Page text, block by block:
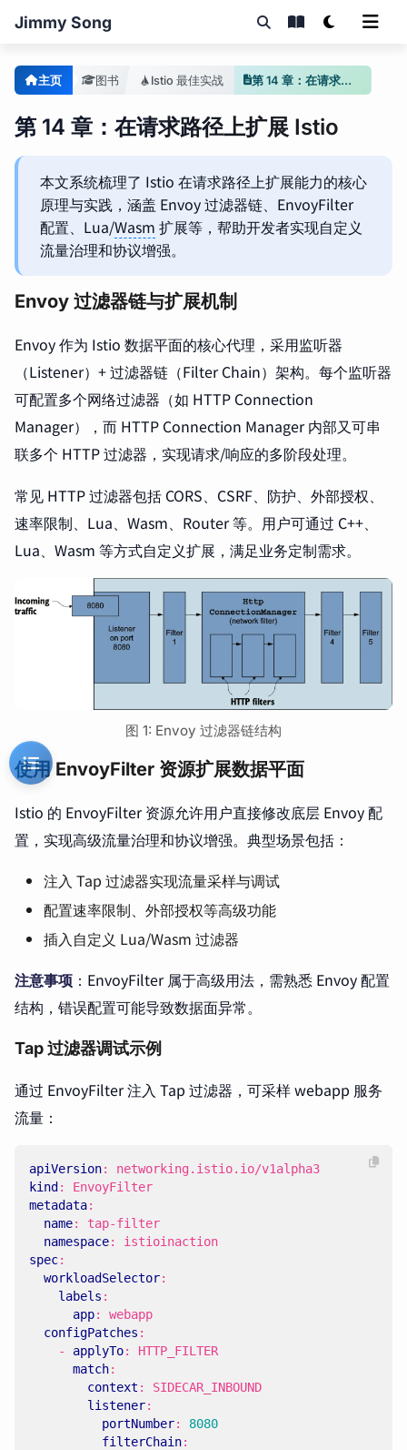
Jimmy Song
主页 图书 Istio 最佳实战 第 14 章：在请求路径上扩展 Istio
第 14 章：在请求路径上扩展 Istio
本文系统梳理了 Istio 在请求路径上扩展能力的核心
原理与实践，涵盖 Envoy 过滤器链、EnvoyFilter
配置、Lua/Wasm 扩展等，帮助开发者实现自定义
流量治理和协议增强。
Envoy 过滤器链与扩展机制
Envoy 作为 Istio 数据平面的核心代理，采用监听器
（Listener）+ 过滤器链（Filter Chain）架构。每个监听器
可配置多个网络过滤器（如 HTTP Connection
Manager），而 HTTP Connection Manager 内部又可串
联多个 HTTP 过滤器，实现请求/响应的多阶段处理。
常见 HTTP 过滤器包括 CORS、CSRF、防护、外部授权、
速率限制、Lua、Wasm、Router 等。用户可通过 C++、
Lua、Wasm 等方式自定义扩展，满足业务定制需求。
图 1: Envoy 过滤器链结构
使用 EnvoyFilter 资源扩展数据平面
Istio 的 EnvoyFilter 资源允许用户直接修改底层 Envoy 配
置，实现高级流量治理和协议增强。典型场景包括：
注入 Tap 过滤器实现流量采样与调试
配置速率限制、外部授权等高级功能
插入自定义 Lua/Wasm 过滤器
注意事项 ：EnvoyFilter 属于高级用法，需熟悉 Envoy 配置
结构，错误配置可能导致数据面异常。
Tap 过滤器调试示例
通过 EnvoyFilter 注入 Tap 过滤器，可采样 webapp 服务
流量：
apiVersion:
networking.istio.io/v1alpha3
kind:
EnvoyFilter
metadata:
name:
tap-filter
namespace:
istioinaction
spec:
workloadSelector:
labels :
app:
webapp
configPatches :
- applyTo:
HTTP_FILTER
match:
context :
SIDECAR_INBOUND
listener:
portNumber:
8080
filterChain: